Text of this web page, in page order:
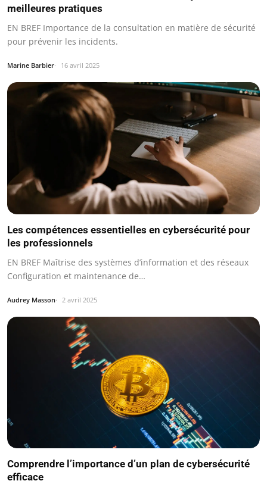
meilleures pratiques
EN BREF Importance de la consultation en matière de sécurité
pour prévenir les incidents.
Marine Barbier 16 avril 2025
Les compétences essentielles en cybersécurité pour
les professionnels
EN BREF Maîtrise des systèmes d’information et des réseaux
Configuration et maintenance de…
Audrey Masson 2 avril 2025
Comprendre l’importance d’un plan de cybersécurité
efficace